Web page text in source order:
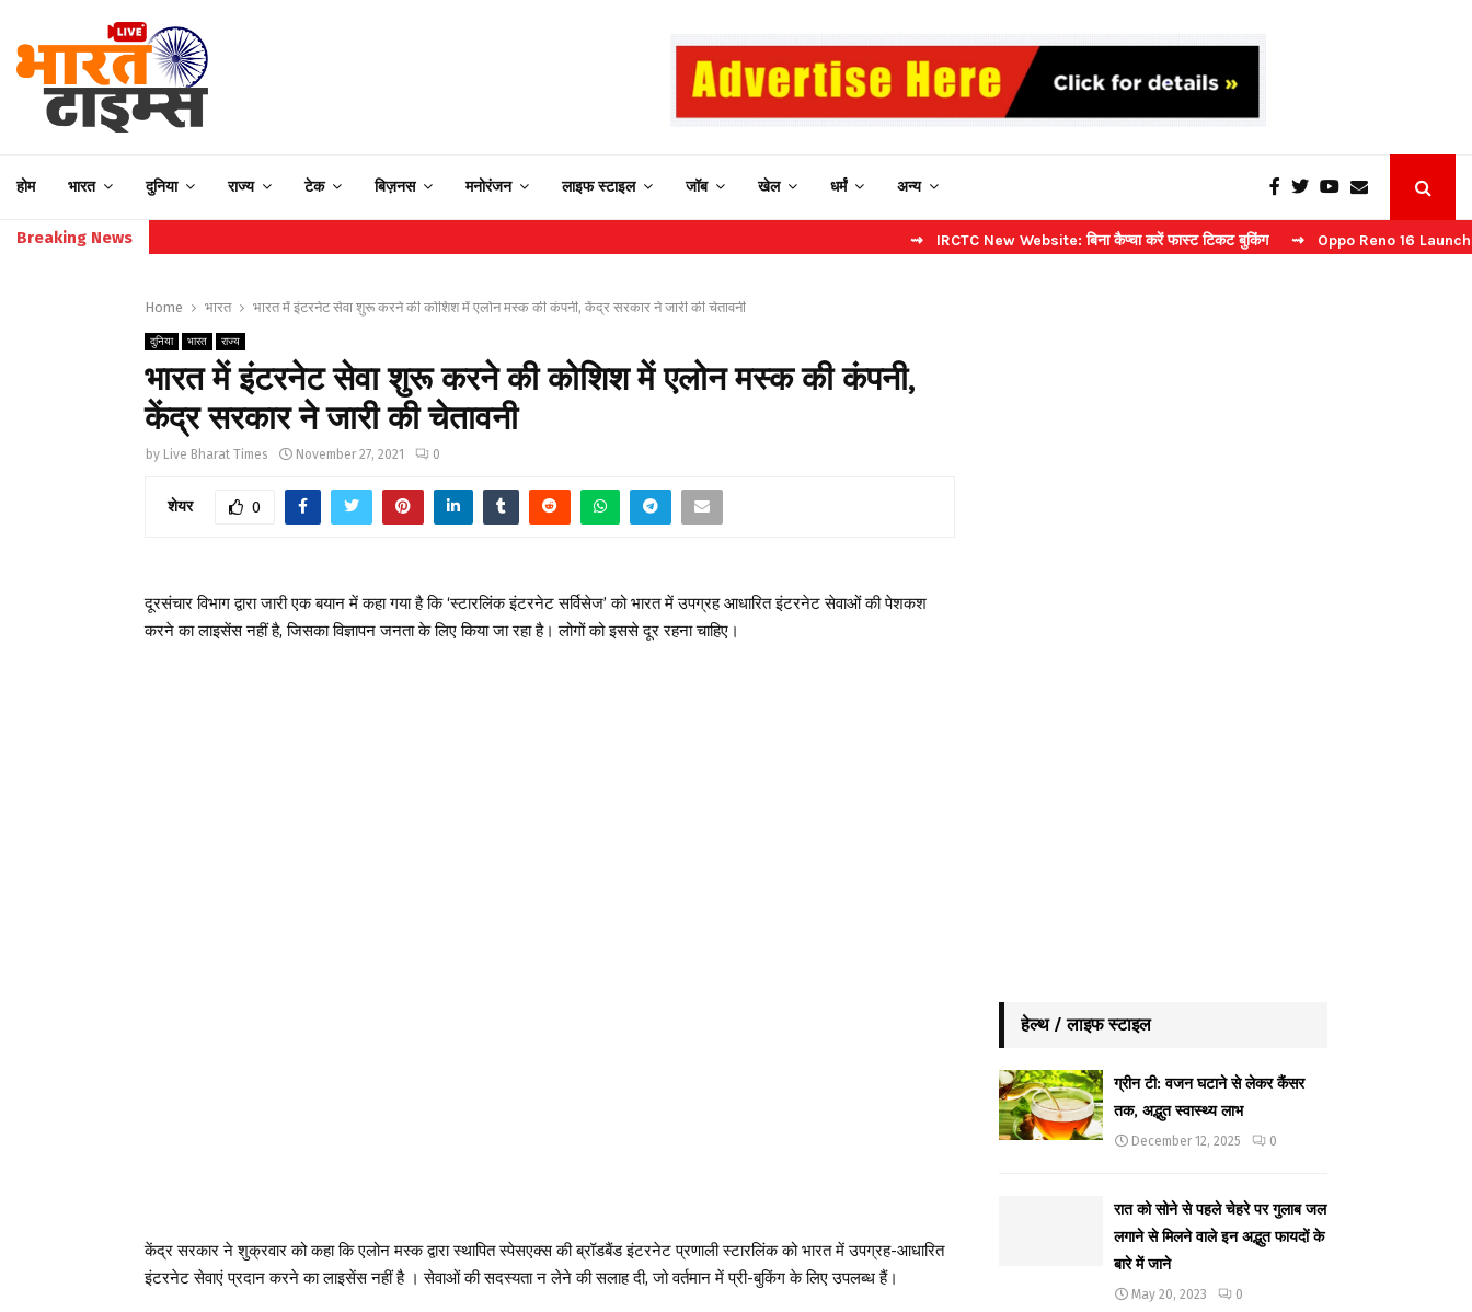
होम भारत दुनिया राज्य टेक बिज़नस मनोरंजन लाइफ स्टाइल जॉब खेल धर्मं अन्य
Breaking News ⇝ IRCTC New Website: बिना कैप्चा करें फास्ट टिकट बुकिंग ⇝ Oppo Reno 16 Launch: 2 जुलाई
Home भारत भारत में इंटरनेट सेवा शुरू करने की कोशिश में एलोन मस्क की कंपनी, केंद्र सरकार ने जारी की चेतावनी
दुनिया भारत राज्य
भारत में इंटरनेट सेवा शुरू करने की कोशिश में एलोन मस्क की कंपनी,
केंद्र सरकार ने जारी की चेतावनी
by Live Bharat Times November 27, 2021 0
शेयर 0
दूरसंचार विभाग द्वारा जारी एक बयान में कहा गया है कि ‘स्टारलिंक इंटरनेट सर्विसेज’ को भारत में उपग्रह आधारित इंटरनेट सेवाओं की पेशकश
करने का लाइसेंस नहीं है, जिसका विज्ञापन जनता के लिए किया जा रहा है। लोगों को इससे दूर रहना चाहिए।
केंद्र सरकार ने शुक्रवार को कहा कि एलोन मस्क द्वारा स्थापित स्पेसएक्स की ब्रॉडबैंड इंटरनेट प्रणाली स्टारलिंक को भारत में उपग्रह-आधारित
इंटरनेट सेवाएं प्रदान करने का लाइसेंस नहीं है । सेवाओं की सदस्यता न लेने की सलाह दी, जो वर्तमान में प्री-बुकिंग के लिए उपलब्ध हैं।
हेल्थ / लाइफ स्टाइल
ग्रीन टी: वजन घटाने से लेकर कैंसर
तक, अद्भुत स्वास्थ्य लाभ
December 12, 2025 0
रात को सोने से पहले चेहरे पर गुलाब जल
लगाने से मिलने वाले इन अद्भुत फायदों के
बारे में जाने
May 20, 2023 0